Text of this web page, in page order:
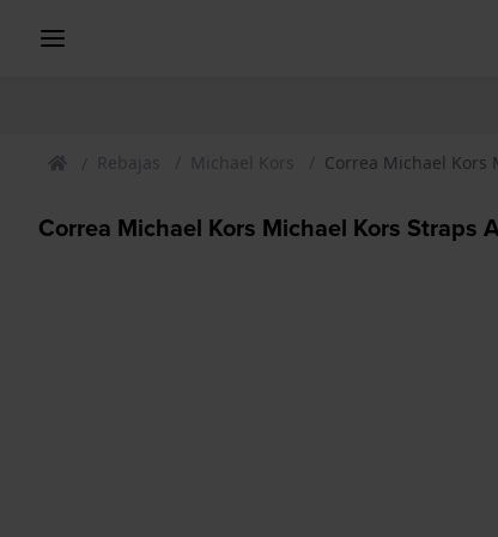
Rebajas Michael Kors Correa Michael Kors
Correa Michael Kors Michael Kors Straps